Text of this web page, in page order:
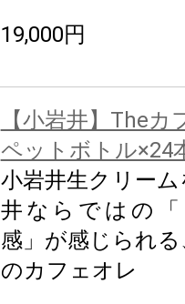
19,000円
【小岩井】The
ペットボトル×24
小岩井生クリー
井ならではの
感」が感じられ
のカフェオレ